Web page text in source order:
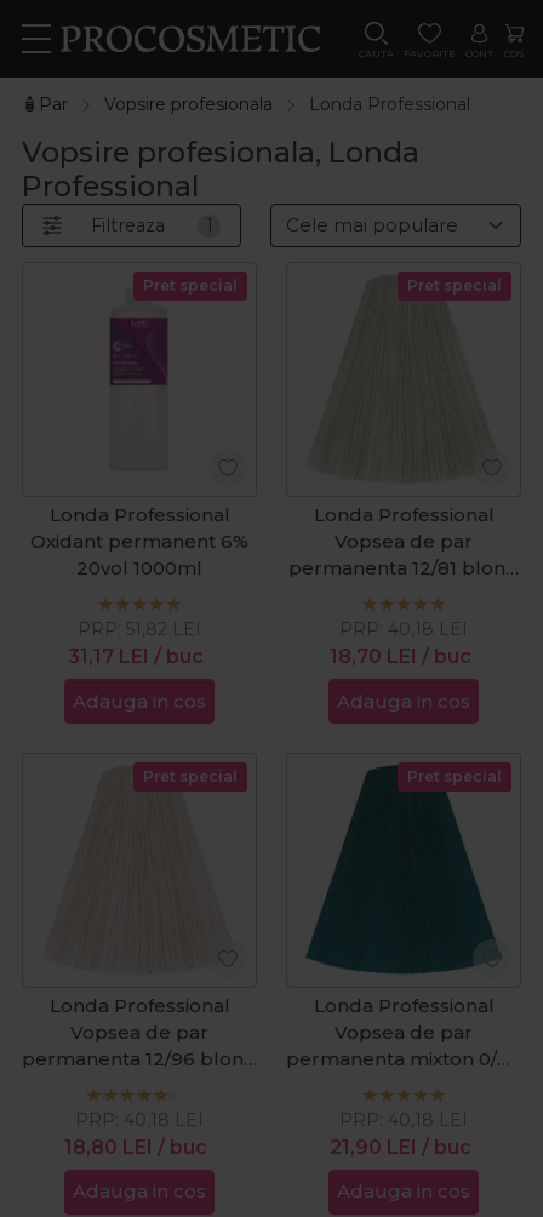
CAUTA FAVORITE CONT COS
🧴Par Vopsire profesionala Londa Professional
Vopsire profesionala, Londa
Professional
Filtreaza 1
Pret special
Londa Professional
Oxidant permanent 6%
20vol 1000ml
31,17 LEI / buc
PRP: 51,82 LEI
Adauga in cos
Pret special
Londa Professional
Vopsea de par
permanenta 12/81 blond
special perlat cenusiu
60ml
18,70 LEI / buc
PRP: 40,18 LEI
Adauga in cos
Pret special
Londa Professional
Vopsea de par
permanenta 12/96 blond
special albastru violet
60ml
18,80 LEI / buc
PRP: 40,18 LEI
Adauga in cos
Pret special
Londa Professional
Vopsea de par
permanenta mixton 0/28
verde petrol 60ml
21,90 LEI / buc
PRP: 40,18 LEI
Adauga in cos